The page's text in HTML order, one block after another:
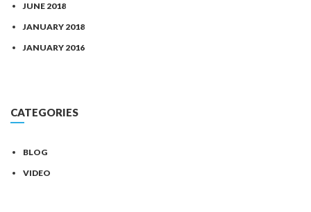
JUNE 2018
JANUARY 2018
JANUARY 2016
CATEGORIES
BLOG
VIDEO